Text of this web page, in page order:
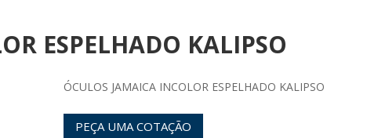
ESPELHADO KALIPSO
ÓCULOS JAMAICA INCOLOR ESPELHADO KALIPSO
PEÇA UMA COTAÇÃO